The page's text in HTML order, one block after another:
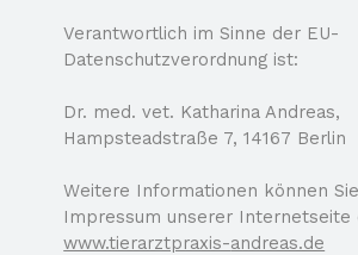
Verantwortlich im Sinne der EU-
Datenschutzverordnung
Dr. med. vet. Katharina Andreas,
Hampsteadstraße 7, 14167 Berlin
Weitere Informationen können
Impressum unserer Internetseite
www.tierarztpraxis-andreas.de